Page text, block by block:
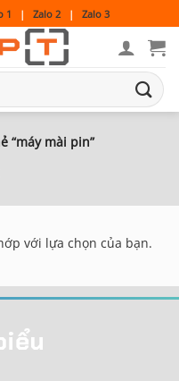
1 | Zalo 2| Zalo 3
“máy mài pin”
với lựa chọn của bạn.